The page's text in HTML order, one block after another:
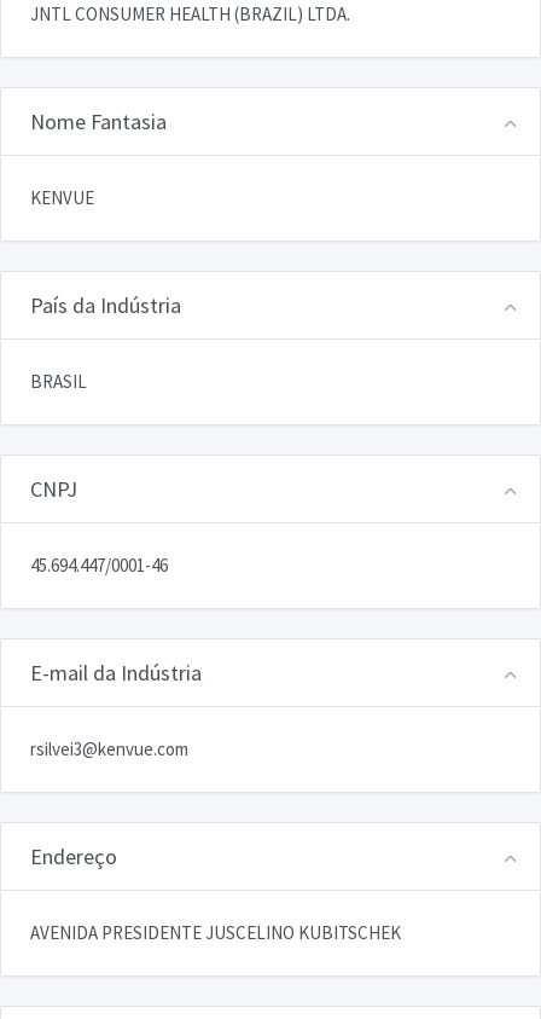
JNTL CONSUMER HEALTH (BRAZIL) LTDA.
Nome Fantasia
KENVUE
País da Indústria
BRASIL
CNPJ
45.694.447/0001-46
E-mail da Indústria
rsilvei3@kenvue.com
Endereço
AVENIDA PRESIDENTE JUSCELINO KUBITSCHEK